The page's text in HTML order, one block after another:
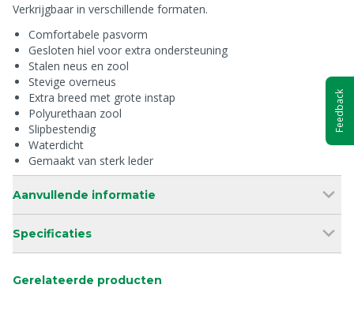
Verkrijgbaar in verschillende formaten.
Comfortabele pasvorm
Gesloten hiel voor extra ondersteuning
Stalen neus en zool
Stevige overneus
Extra breed met grote instap
Polyurethaan zool
Slipbestendig
Waterdicht
Gemaakt van sterk leder
Aanvullende informatie
Specificaties
Gerelateerde producten
Feedback